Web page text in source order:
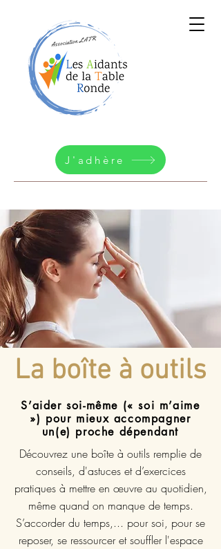
J'adhère
La boîte à outils
S’aider soi-même (« soi m’aime
») pour mieux accompagner
un(e) proche dépendant
Découvrez une boîte à outils remplie de
conseils, d'astuces et d’exercices
pratiques à mettre en œuvre au quotidien,
même quand on manque de temps.
S’accorder du temps,... pour soi, pour se
reposer, se ressourcer et souffler l'espace